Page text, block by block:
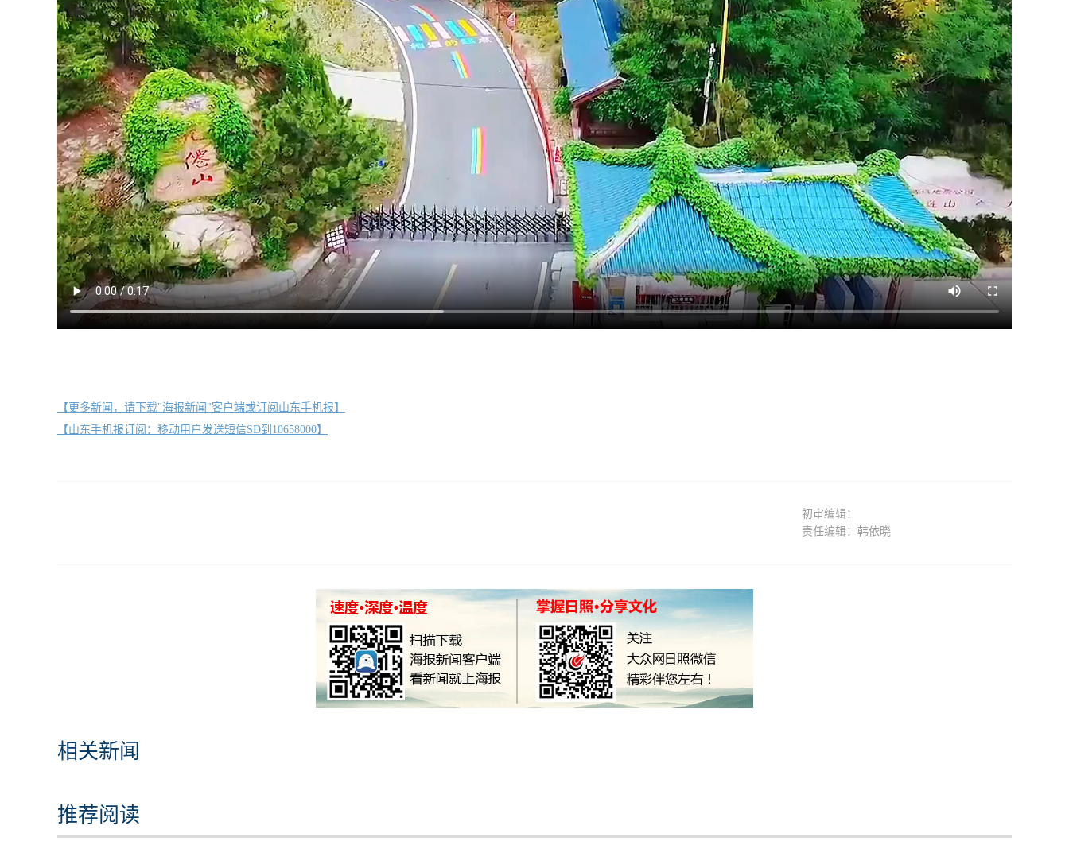
【更多新闻，请下载"海报新闻"客户端或订阅山东手机报】
【山东手机报订阅：移动用户发送短信SD到10658000】
初审编辑：
责任编辑：韩依晓
相关新闻
推荐阅读